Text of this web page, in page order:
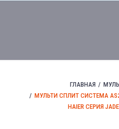
ГЛАВНАЯ
МУЛЬТИ СПЛИТ СИСТЕМА
HAIER СЕРИЯ